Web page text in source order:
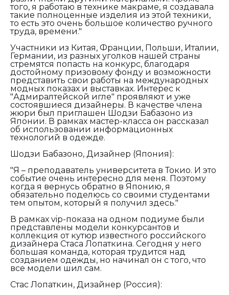
того, я работаю в технике макраме, я создавала
такие полноценные изделия из этой техники,
то есть это очень большое количество ручного
труда, времени."
Участники из Китая, Франции, Польши, Италии,
Германии, из разных уголков нашей страны
стремятся попасть на конкурс, благодаря
достойному призовому фонду и возможности
представить свои работы на международных
модных показах и выставках. Интерес к
"Адмиралтейской игле" проявляют и уже
состоявшиеся дизайнеры. В качестве члена
жюри был приглашен Шодзи Бабазоно из
Японии. В рамках мастер-класса он рассказал
об использовании информационных
технологий в одежде.
Шодзи Бабазоно, Дизайнер (Япония):
"Я – преподаватель университета в Токио. И это
событие очень интересно для меня. Поэтому
когда я вернусь обратно в Японию, я
обязательно поделюсь со своими студентами
тем опытом, который я получил здесь."
В рамках vip-показа на одном подиуме были
представлены модели конкурсантов и
коллекция от кутюр известного российского
дизайнера Стаса Лопаткина. Сегодня у него
большая команда, которая трудится над
созданием одежды, но начинал он с того, что
все модели шил сам.
Стас Лопаткин, Дизайнер (Россия):